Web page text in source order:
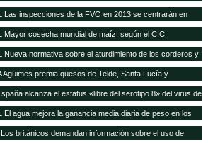
2013
Las inspecciones de la FVO en 2013 se centrarán en
y bienestar en el transporte
Mayor cosecha mundial de maíz, según el CIC
Nueva normativa sobre el aturdimiento de los corderos y
Agüimes premia quesos de Telde, Santa Lucía y
cata insular
alcanza el estatus «libre del serotipo 8» del virus de
El agua mejora la ganancia media diaria de peso en los
británicos demandan información sobre el uso de